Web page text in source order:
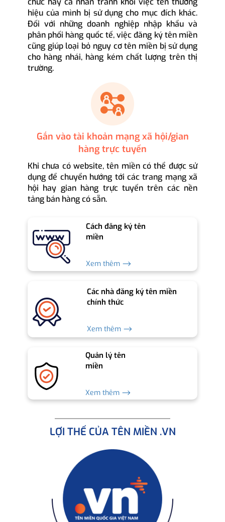
hiệu của mình bị sử dụng cho mục đích khác.
Đối với những doanh nghiệp nhập khẩu và
phân phối hàng quốc tế, việc đăng ký tên miền
cũng giúp loại bỏ nguy cơ tên miền bị sử dụng
cho hàng nhái, hàng kém chất lượng trên thị
trường.
Gắn vào tài khoản mạng xã hội/gian
hàng trực tuyến
Khi chưa có website, tên miền có thể được sử
dụng để chuyển hướng tới các trang mạng xã
hội hay gian hàng trực tuyến trên các nền
tảng bán hàng có sẵn.
Cách đăng ký tên
miền
Xem thêm ⟶
Các nhà đăng ký tên miền
chính thức
Xem thêm ⟶
Quản lý tên
miền
Xem thêm ⟶
LỢI THẾ CỦA TÊN MIỀN .VN